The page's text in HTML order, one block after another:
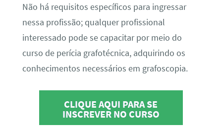
Não há requisitos específicos para ingressar
nessa profissão; qualquer profissional
interessado pode se capacitar por meio do
curso de perícia grafotécnica, adquirindo os
conhecimentos necessários em grafoscopia.
CLIQUE AQUI PARA SE
INSCREVER NO CURSO